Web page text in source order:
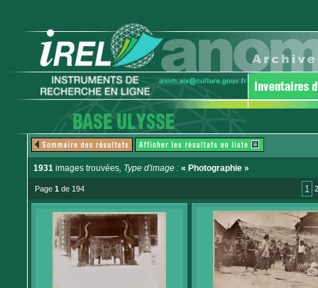
1931 images trouvées, Type d'image : « Photographie »
Page 1 de 194 1 2